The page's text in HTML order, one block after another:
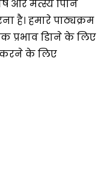
और मत्स्य पािन
है। हमारे पाठ्यक्रम
प्रभाव डािने के लिए
के लिए